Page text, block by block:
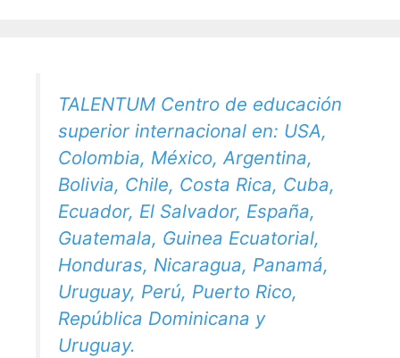
TALENTUM Centro de educación
superior internacional en: USA,
Colombia, México, Argentina,
Bolivia, Chile, Costa Rica, Cuba,
Ecuador, El Salvador, España,
Guatemala, Guinea Ecuatorial,
Honduras, Nicaragua, Panamá,
Uruguay, Perú, Puerto Rico,
República Dominicana y
Uruguay.